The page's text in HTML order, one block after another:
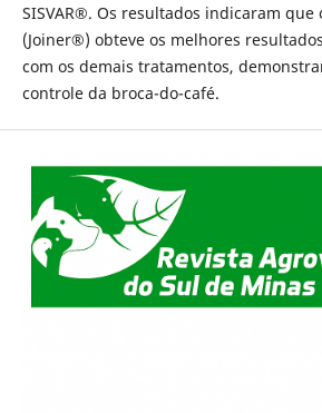
SISVAR®. Os resultados indicaram que
(Joiner®) obteve os melhores
com os demais tratamentos,
controle da broca-do-café.